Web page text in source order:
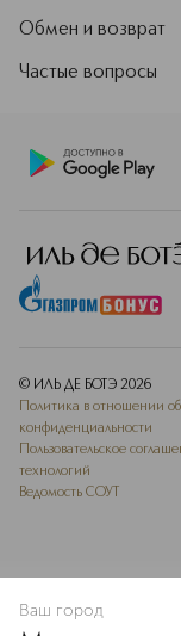
В КОРЗИНУ
Обмен и возврат
Частые вопросы
© ИЛЬ ДЕ БОТЭ 2026
Политика в отношении
конфиденциальности
Пользовательское
технологий
Ведомость СОУТ
Ваш город